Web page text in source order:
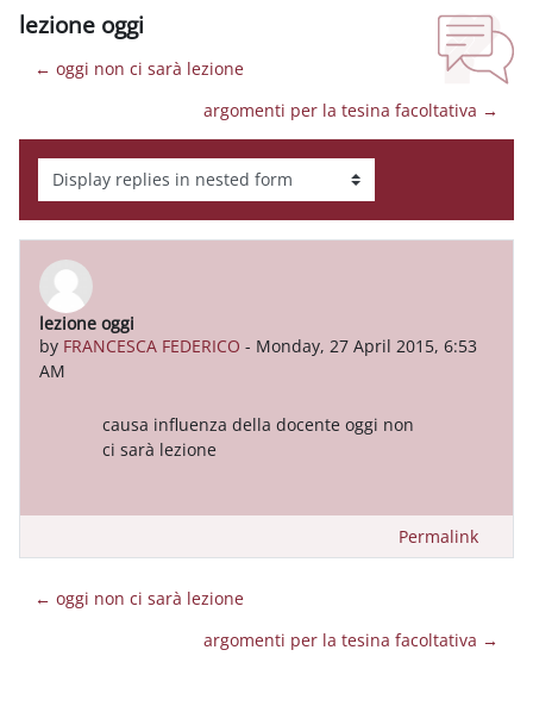
lezione oggi
← oggi non ci sarà lezione
argomenti per la tesina facoltativa →
Display mode
lezione oggi
by FRANCESCA FEDERICO - Monday, 27 April 2015, 6:53
AM
Number of replies: 0
causa influenza della docente oggi non
ci sarà lezione
Permalink
← oggi non ci sarà lezione
argomenti per la tesina facoltativa →